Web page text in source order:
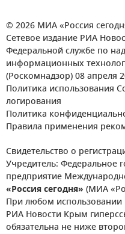
© 2026 МИА «Россия
Сетевое издание РИА
Федеральной службе по
информационных
(Роскомнадзор) 08 апреля
Политика использования
логирования
Политика
Правила применения
Свидетельство о
Учредитель: Федеральное
предприятие
«Россия сегодня» (МИА
При любом использовании
РИА Новости Крым
обязательна не ниже